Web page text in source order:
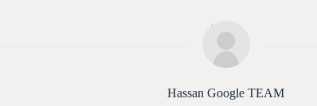
Hassan Google TEAM